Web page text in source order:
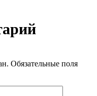
Обязательные поля